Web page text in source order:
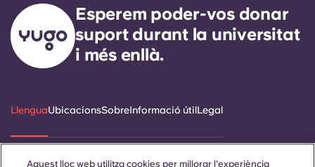
Esperem poder-vos donar
suport durant la universitat
i més enllà.
LlenguaUbicacionsSobreInformació útilLegal
Aquest lloc web utilitza cookies per millorar l'experiència